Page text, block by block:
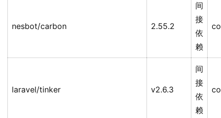
nesbot/carbon 2.55.2
间
接
依
赖
laravel/tinker v2.6.3
间
接
依
赖